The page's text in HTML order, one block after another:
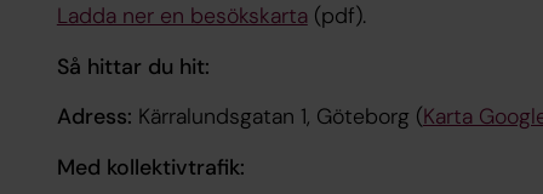
Ladda ner en besökskarta(pdf).
Så hittar du hit:
Adress: Kärralundsgatan 1, Göteborg (Karta
Med kollektivtrafik: